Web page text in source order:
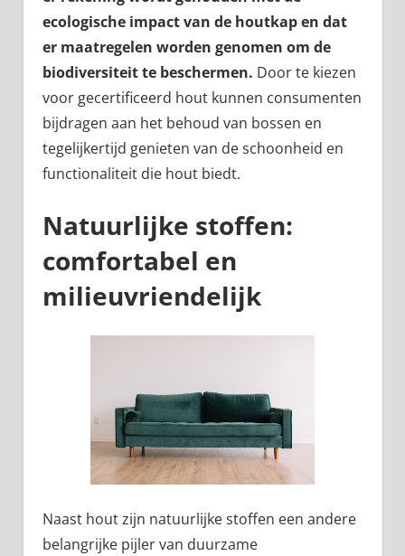
ecologische impact van de houtkap en dat
er maatregelen worden genomen om de
biodiversiteit te beschermen. Door te kiezen
voor gecertificeerd hout kunnen consumenten
bijdragen aan het behoud van bossen en
tegelijkertijd genieten van de schoonheid en
functionaliteit die hout biedt.
Natuurlijke stoffen:
comfortabel en
milieuvriendelijk
Naast hout zijn natuurlijke stoffen een andere
belangrijke pijler van duurzame